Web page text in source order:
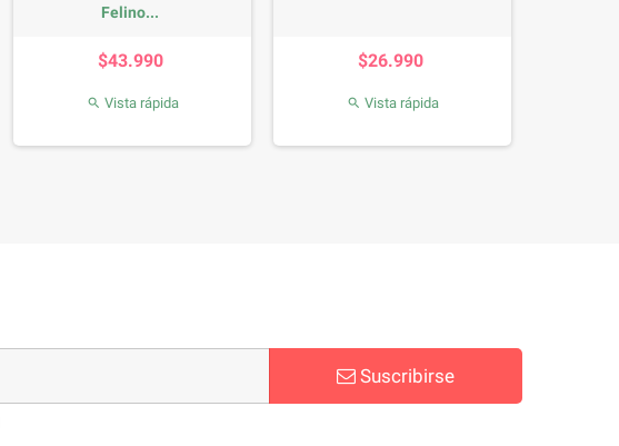
Felino...
$43.990
 Vista rápida
$26.990
 Vista rápida
Suscribirse